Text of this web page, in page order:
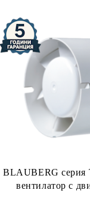
BLAUBERG серия
вентилатор с